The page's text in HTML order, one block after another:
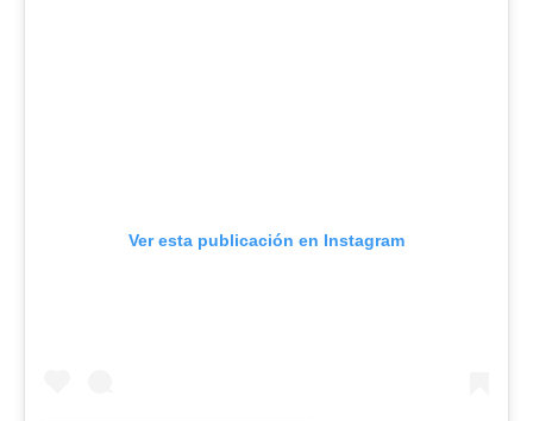
Ver esta publicación en Instagram